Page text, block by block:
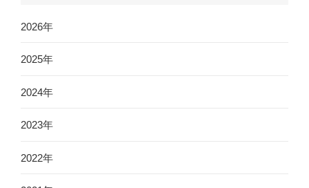
2026年
2025年
2024年
2023年
2022年